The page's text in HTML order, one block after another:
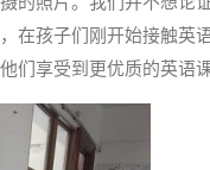
在孩子们刚开始接触英
们享受到更优质的英语